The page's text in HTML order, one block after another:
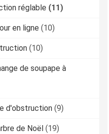
réglable (11)
en ligne (10)
(10)
de soupape à
d'obstruction (9)
de Noël (19)